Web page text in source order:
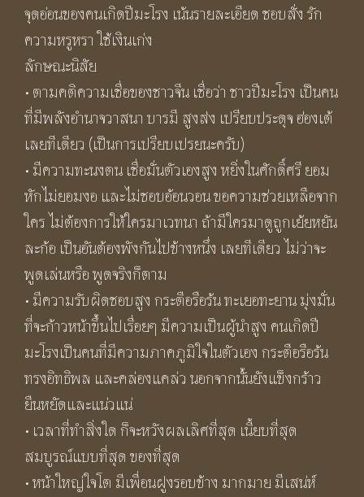
จุดอ่อนของคนเกิดปีมะโรง เน้นรายละเอียด ชอบสั่ง รัก
ความหรูหรา ใช้เงินเก่ง
ลักษณะนิสัย
• ตามคติความเชื่อของชาวจีน เชื่อว่า ชาวปีมะโรง เป็นคน
ที่มีพลังอำนาจวาสนา บารมี สูงส่ง เปรียบประดุจ ฮ่องเต้
เลยทีเดียว (เป็นการเปรียบเปรยนะครับ)
• มีความทะนงตน เชื่อมั่นตัวเองสูง หยิ่งในศักดิ์ศรี ยอม
หักไม่ยอมงอ และไม่ชอบอ้อนวอน ขอความช่วยเหลือจาก
ใคร ไม่ต้องการให้ใครมาเวทนา ถ้ามีใครมาดูถูกเย้ยหยัน
ละก้อ เป็นอันต้องพังกันไปข้างหนึ่ง เลยทีเดียว ไม่ว่าจะ
พูดเล่นหรือ พูดจริงก็ตาม
• มีความรับผิดชอบสูง กระตือรือร้น ทะเยอทะยาน มุ่งมั่น
ที่จะก้าวหน้าขึ้นไปเรื่อยๆ มีความเป็นผู้นำสูง คนเกิดปี
มะโรงเป็นคนที่มีความภาคภูมิใจในตัวเอง กระตือรือร้น
ทรงอิทธิพล และคล่องแคล่ว นอกจากนั้นยังแข็งกร้าว
ยืนหยัดและแน่วแน่
• เวลาที่ทำสิ่งใด ก็จะหวังผลเลิศที่สุด เนี้ยบที่สุด
สมบูรณ์แบบที่สุด ของที่สุด
• หน้าใหญ่ใจโต มีเพื่อนฝูงรอบข้าง มากมาย มีเสน่ห์